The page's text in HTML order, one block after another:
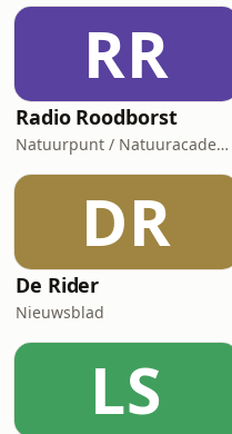
RR
Radio Roodborst
Natuurpunt / Natuuracademie
DR
De Rider
Nieuwsblad
LS